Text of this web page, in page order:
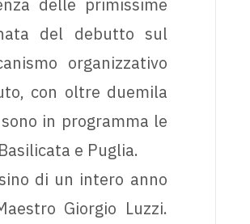
delle primissime
del debutto sul
organizzativo
con oltre duemila
in programma le
e Puglia.
di un intero anno
Giorgio Luzzi.